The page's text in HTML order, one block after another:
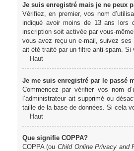
Je suis enregistré mais je ne peux
Vérifiez, en premier, vos nom
indiqué avoir moins de 13 ans lors
inscription soit activée par vous-
vous avez reçu un e-mail, suivez ses
ait été traité par un filtre anti-spam. Si
Haut
Je me suis enregistré par le passé
Commencez par vérifier vos nom
l’administrateur ait supprimé ou
taille de la base de données. Si cela
Haut
Que signifie COPPA?
COPPA (ouChild Online Privacy and